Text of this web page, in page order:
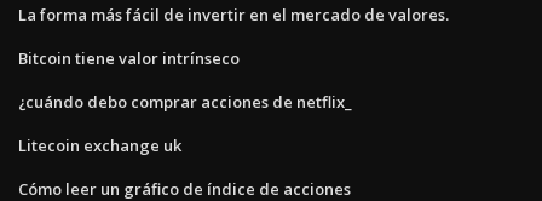
La forma más fácil de invertir en el mercado de valores.
Bitcoin tiene valor intrínseco
¿cuándo debo comprar acciones de netflix_
Litecoin exchange uk
Cómo leer un gráfico de índice de acciones